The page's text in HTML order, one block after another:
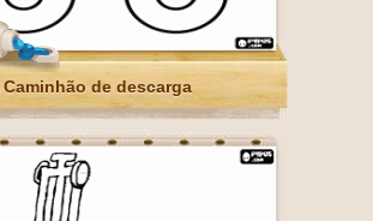
Caminhão de descarga